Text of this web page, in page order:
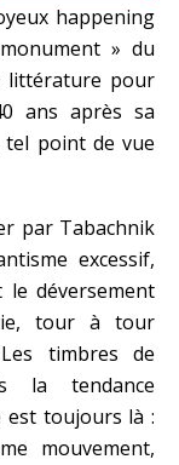
happening
» du
littérature pour
ans après sa
point de vue
par Tabachnik
excessif,
le déversement
tour à tour
timbres de
la tendance
est toujours là :
mouvement,